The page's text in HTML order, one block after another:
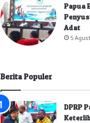
Papua
Adat
5
Berita Populer
DPRP